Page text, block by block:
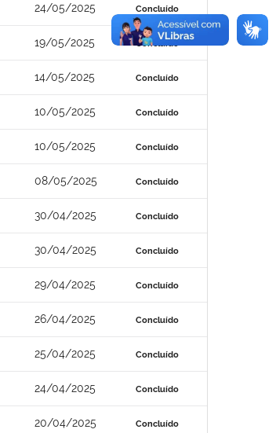
24/05/2025 Concluído
19/05/2025 Concluído
14/05/2025 Concluído
10/05/2025 Concluído
10/05/2025 Concluído
08/05/2025 Concluído
30/04/2025 Concluído
30/04/2025 Concluído
29/04/2025 Concluído
26/04/2025 Concluído
25/04/2025 Concluído
24/04/2025 Concluído
20/04/2025 Concluído